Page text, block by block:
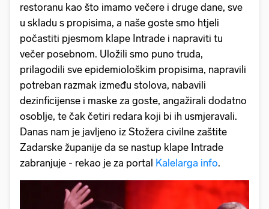
restoranu kao što imamo večere i druge dane, sve
u skladu s propisima, a naše goste smo htjeli
počastiti pjesmom klape Intrade i napraviti tu
večer posebnom. Uložili smo puno truda,
prilagodili sve epidemiološkim propisima, napravili
potreban razmak između stolova, nabavili
dezinficijense i maske za goste, angažirali dodatno
osoblje, te čak četiri redara koji bi ih usmjeravali.
Danas nam je javljeno iz Stožera civilne zaštite
Zadarske županije da se nastup klape Intrade
zabranjuje - rekao je za portal Kalelarga info.